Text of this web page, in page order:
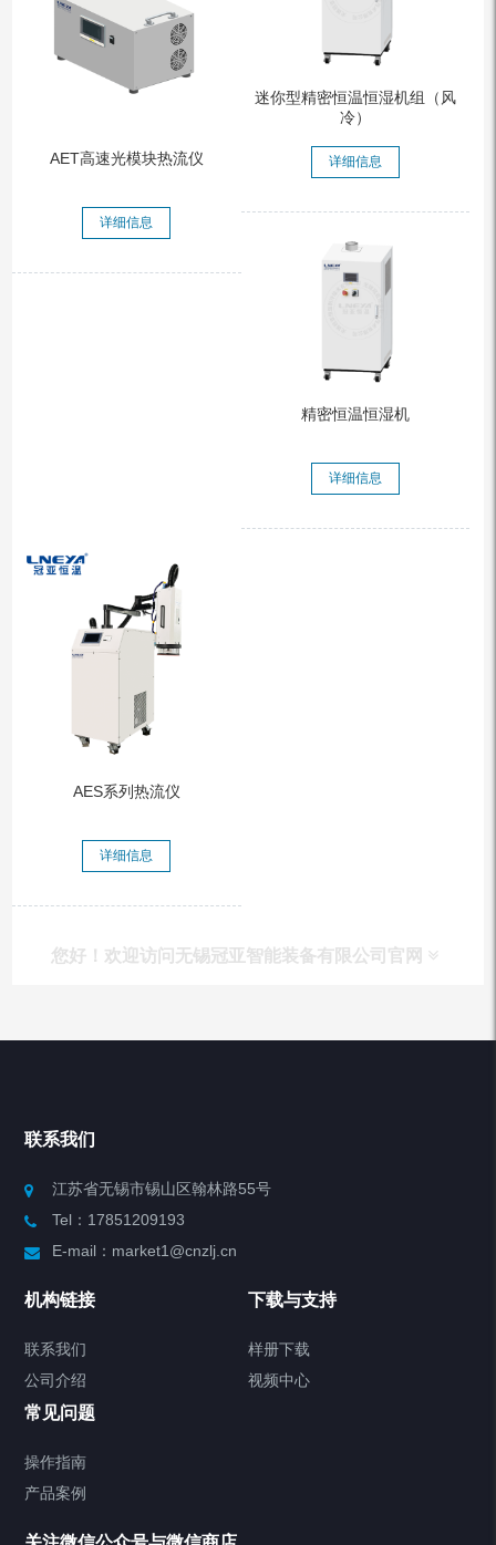
AET高速光模块热流仪
详细信息
迷你型精密恒温恒湿机组（风
冷）
详细信息
精密恒温恒湿机
详细信息
AES系列热流仪
详细信息
您好！欢迎访问无锡冠亚智能装备有限公司官网
产品列表
制冷加热动态控温系统
Chiller直冷控温机组
Heating Circulator加热循环器
联系我们
江苏省无锡市锡山区翰林路55号
Tel：17851209193
E-mail：market1@cnzlj.cn
机构链接
联系我们
公司介绍
下载与支持
样册下载
视频中心
常见问题
操作指南
产品案例